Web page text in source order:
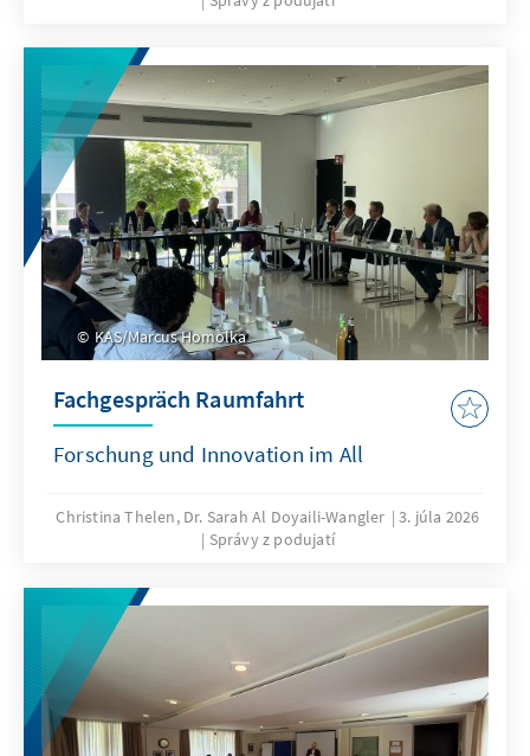
KAS/Marcus Homolka
Fachgespräch Raumfahrt
Forschung und Innovation im All
Christina Thelen, Dr. Sarah Al Doyaili-Wangler
3. júla 2026
Správy z podujatí